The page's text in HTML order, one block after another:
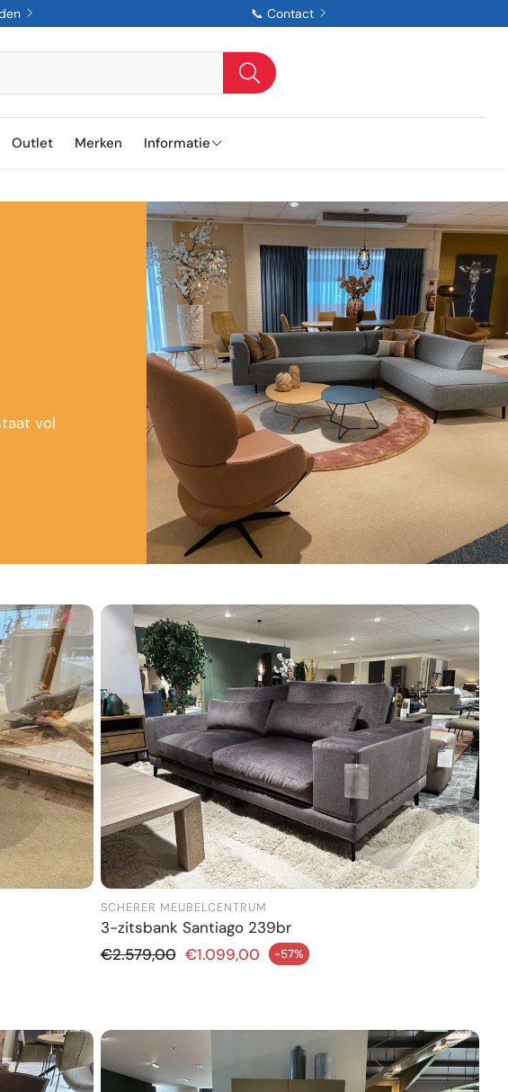
📞 Contact
Zoeken
Outlet Merken Informatie
Contact
Openingstijden
Over Scherer
Geschiedenis
Algemene voorwaarden
vol
SCHERER MEUBELCENTRUM
3-zitsbank Santiago 239br
€1.099,00
-57%
AanbiedingsprijsNormale prijs
€2.579,00